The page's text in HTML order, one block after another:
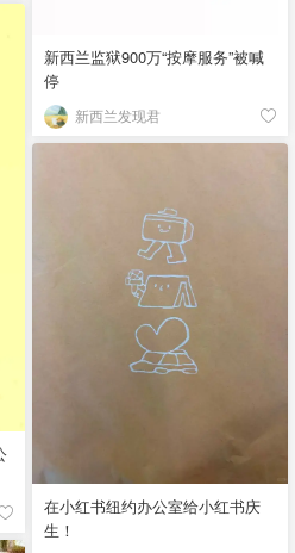
新西兰监狱900万“按摩服务”被喊
停
新西兰发现君
在小红书纽约办公室给小红书庆
生！